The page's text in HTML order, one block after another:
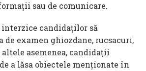
sau de comunicare.
interzice candidaților să
de examen ghiozdane, rucsacuri,
altele asemenea, candidații
a lăsa obiectele menționate în